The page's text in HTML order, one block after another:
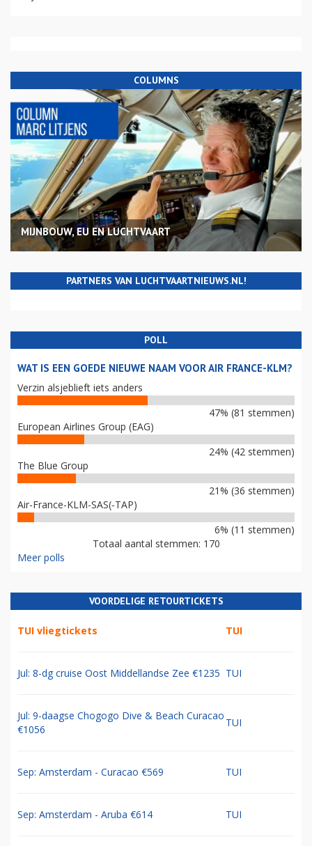
COLUMNS
MIJNBOUW, EU EN LUCHTVAART
PARTNERS VAN LUCHTVAARTNIEUWS.NL!
POLL
WAT IS EEN GOEDE NIEUWE NAAM VOOR AIR FRANCE-KLM?
Verzin alsjeblieft iets anders
47% (81 stemmen)
European Airlines Group (EAG)
24% (42 stemmen)
The Blue Group
21% (36 stemmen)
Air-France-KLM-SAS(-TAP)
6% (11 stemmen)
Totaal aantal stemmen: 170
Meer polls
VOORDELIGE RETOURTICKETS
TUI vliegtickets TUI
Jul: 8-dg cruise Oost Middellandse Zee €1235 TUI
Jul: 9-daagse Chogogo Dive & Beach Curacao
€1056
TUI
Sep: Amsterdam - Curacao €569 TUI
Sep: Amsterdam - Aruba €614 TUI